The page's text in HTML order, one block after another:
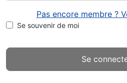
Pas encore membre ?
Se souvenir de moi